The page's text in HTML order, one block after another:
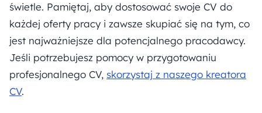
świetle. Pamiętaj, aby dostosować swoje CV do
każdej oferty pracy i zawsze skupiać się na tym, co
jest najważniejsze dla potencjalnego pracodawcy.
Jeśli potrzebujesz pomocy w przygotowaniu
profesjonalnego CV, skorzystaj z naszego kreatora
CV.